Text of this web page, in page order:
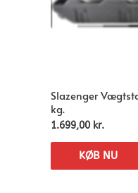
Slazenger
kg.
1.699,00 kr.
KØB NU